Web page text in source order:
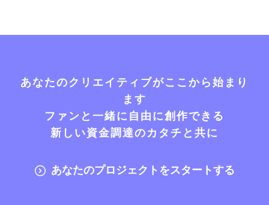
あなたのクリエイティブがここから始まり
ます
ファンと一緒に自由に創作できる
新しい資金調達のカタチと共に
あなたのプロジェクトをスタートする